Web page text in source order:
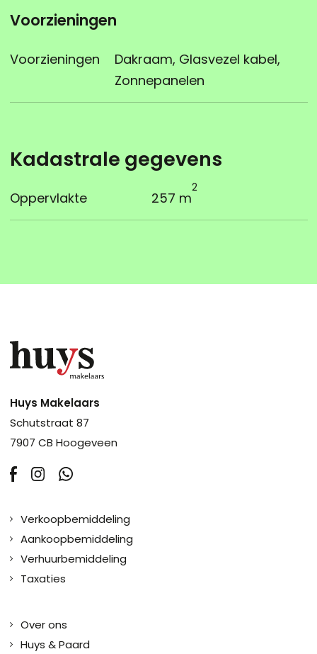
Voorzieningen
Voorzieningen
Dakraam, Glasvezel kabel,
Zonnepanelen
Kadastrale gegevens
Oppervlakte 257 m
2
Huys Makelaars
Schutstraat 87
7907 CB Hoogeveen
Verkoopbemiddeling
Aankoopbemiddeling
Verhuurbemiddeling
Taxaties
Over ons
Huys & Paard